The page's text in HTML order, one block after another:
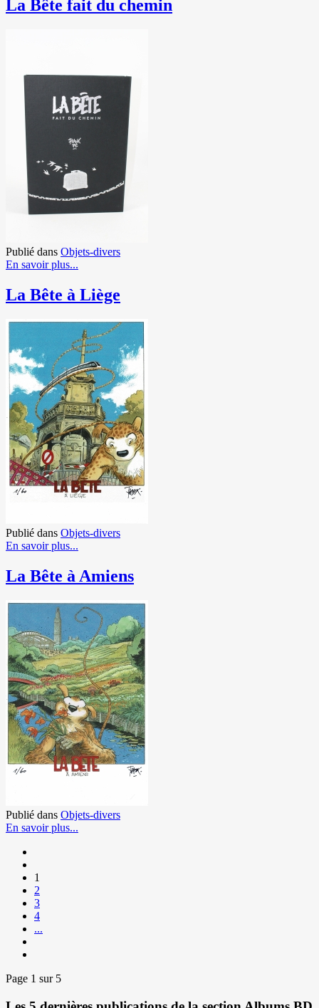
La Bête fait du chemin
Publié dans Objets-divers
En savoir plus...
La Bête à Liège
Publié dans Objets-divers
En savoir plus...
La Bête à Amiens
Publié dans Objets-divers
En savoir plus...
1
2
3
4
...
Page 1 sur 5